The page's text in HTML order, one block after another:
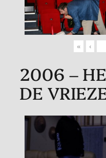
« ‹
2006 –
DE